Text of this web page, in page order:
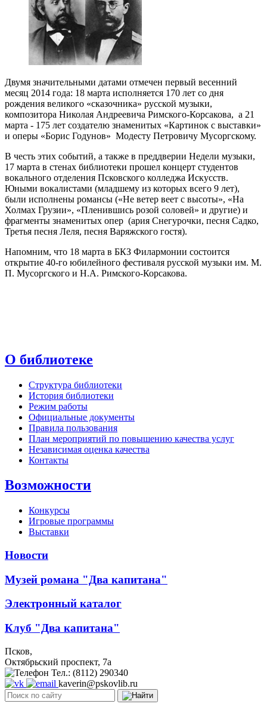
Двумя значительными датами отмечен первый весенний
месяц 2014 года: 18 марта исполняется 170 лет со дня
рождения великого «сказочника» русской музыки,
композитора Николая Андреевича Римского-Корсакова, а 21
марта - 175 лет создателю знаменитых «Картинок с выставки»
и оперы «Борис Годунов» Модесту Петровичу Мусоргскому.
В честь этих событий, а также в преддверии Недели музыки,
17 марта в стенах библиотеки прошел концерт студентов
вокального отделения Псковского колледжа Искусств.
Юными вокалистами (младшему из которых всего 9 лет),
были исполнены романсы («Не ветер веет с высоты», «На
Холмах Грузии», «Пленившись розой соловей» и другие) и
фрагменты знаменитых опер (ария Снегурочки, песня Садко,
Третья песня Леля, песня Варяжского гостя).
Напомним, что 18 марта в БКЗ Филармонии состоится
открытие 40-го юбилейного фестиваля русской музыки им. М.
П. Мусоргского и Н.А. Римского-Корсакова.
О библиотеке
Структура библиотеки
История библиотеки
Режим работы
Официальные документы
Правила пользования
План мероприятий по повышению качества услуг
Независимая оценка качества
Контакты
Возможности
Конкурсы
Игровые программы
Выставки
Новости
Музей романа "Два капитана"
Электронный каталог
Клуб "Два капитана"
Псков,
Октябрьский проспект, 7a
Тел.: (8112) 290340
kaverin@pskovlib.ru